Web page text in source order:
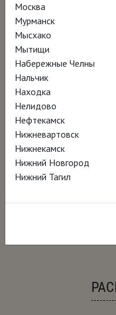
Москва
Мурманск
Мысхако
Мытищи
Набережные Челны
Нальчик
Находка
Нелидово
Нефтекамск
Нижневартовск
Нижнекамск
Нижний Новгород
Нижний Тагил